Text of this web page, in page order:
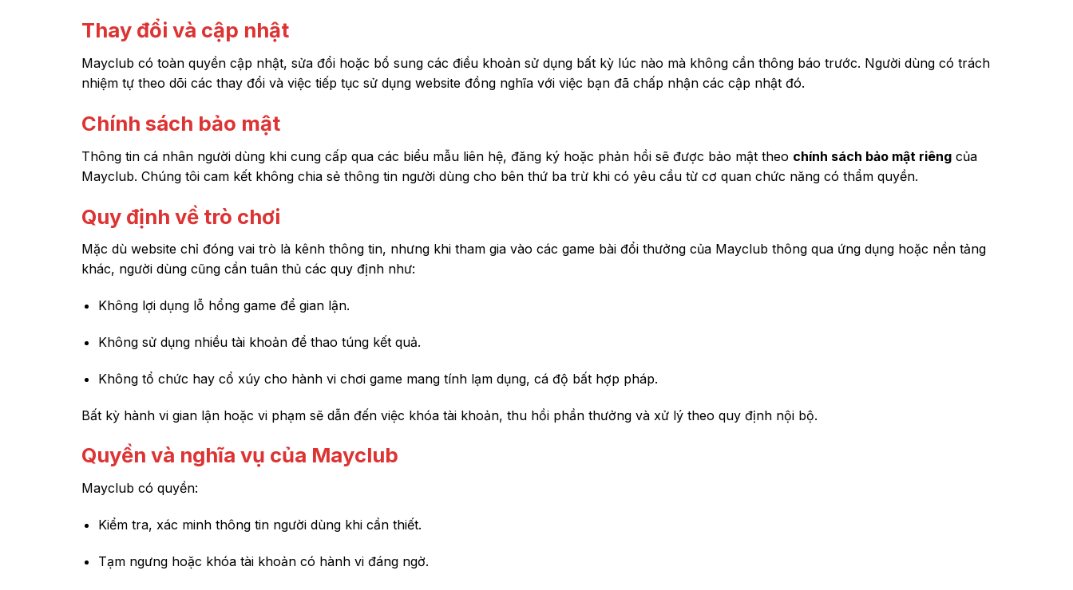
Thay đổi và cập nhật
Mayclub có toàn quyền cập nhật, sửa đổi hoặc bổ sung các điều khoản sử dụng bất kỳ lúc nào mà không cần thông báo trước. Người dùng có trách
nhiệm tự theo dõi các thay đổi và việc tiếp tục sử dụng website đồng nghĩa với việc bạn đã chấp nhận các cập nhật đó.
Chính sách bảo mật
Thông tin cá nhân người dùng khi cung cấp qua các biểu mẫu liên hệ, đăng ký hoặc phản hồi sẽ được bảo mật theo chính sách bảo mật riêng của
Mayclub. Chúng tôi cam kết không chia sẻ thông tin người dùng cho bên thứ ba trừ khi có yêu cầu từ cơ quan chức năng có thẩm quyền.
Quy định về trò chơi
Mặc dù website chỉ đóng vai trò là kênh thông tin, nhưng khi tham gia vào các game bài đổi thưởng của Mayclub thông qua ứng dụng hoặc nền tảng
khác, người dùng cũng cần tuân thủ các quy định như:
Không lợi dụng lỗ hổng game để gian lận.
Không sử dụng nhiều tài khoản để thao túng kết quả.
Không tổ chức hay cổ xúy cho hành vi chơi game mang tính lạm dụng, cá độ bất hợp pháp.
Bất kỳ hành vi gian lận hoặc vi phạm sẽ dẫn đến việc khóa tài khoản, thu hồi phần thưởng và xử lý theo quy định nội bộ.
Quyền và nghĩa vụ của Mayclub
Mayclub có quyền:
Kiểm tra, xác minh thông tin người dùng khi cần thiết.
Tạm ngưng hoặc khóa tài khoản có hành vi đáng ngờ.